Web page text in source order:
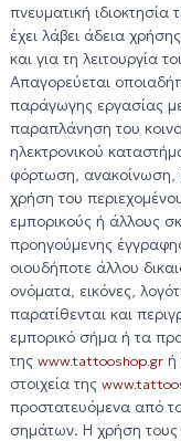
πνευματική ιδιοκτησία
έχει λάβει άδεια
και για τη λειτουργία
Απαγορεύεται
παράγωγης εργασίας
παραπλάνηση του
ηλεκτρονικού
φόρτωση, ανακοίνωση,
χρήση του
εμπορικούς ή άλλους
προηγούμενης
οιουδήποτε άλλου
ονόματα, εικόνες,
παρατίθενται και
εμπορικό σήμα ή τα
της www.tattooshop.grή
στοιχεία της
προστατευόμενα από
σημάτων. Η χρήση τους